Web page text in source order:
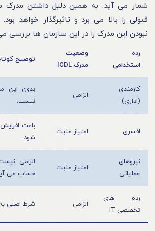
قبولی را بالا می برد و تاثیرگذار خواهد بود.
نبودن این مدرک را در این سازمان ها بررسی
رده
استخدامی
وضعیت
مدرک ICDL
توضیح
کارمندی
(اداری)
الزامی
بدون این
نیست.
افسری امتیاز مثبت
باعث
شود.
نیروهای
عملیاتی
امتیاز مثبت
الزامی
حساب می
رده های
تخصصی IT
الزامی شرط اصلی